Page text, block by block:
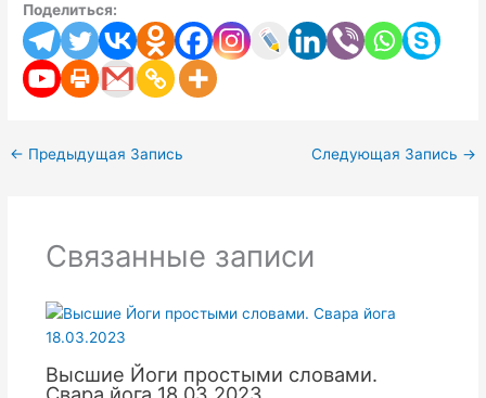
Поделиться:
← Предыдущая Запись Следующая Запись →
Связанные записи
Высшие Йоги простыми словами.